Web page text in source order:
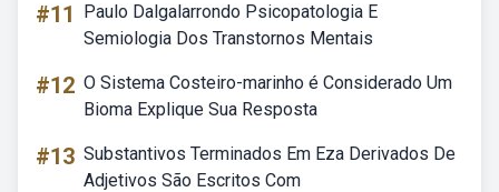
#11
Paulo Dalgalarrondo Psicopatologia E
Semiologia Dos Transtornos Mentais
#12 O Sistema Costeiro-marinho é Considerado Um
Bioma Explique Sua Resposta
#13 Substantivos Terminados Em Eza Derivados De
Adjetivos São Escritos Com